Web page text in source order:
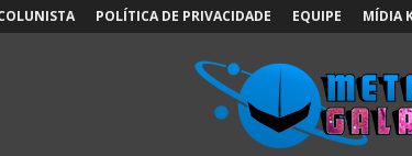
POLÍTICA DE PRIVACIDADE EQUIPE MÍDIA